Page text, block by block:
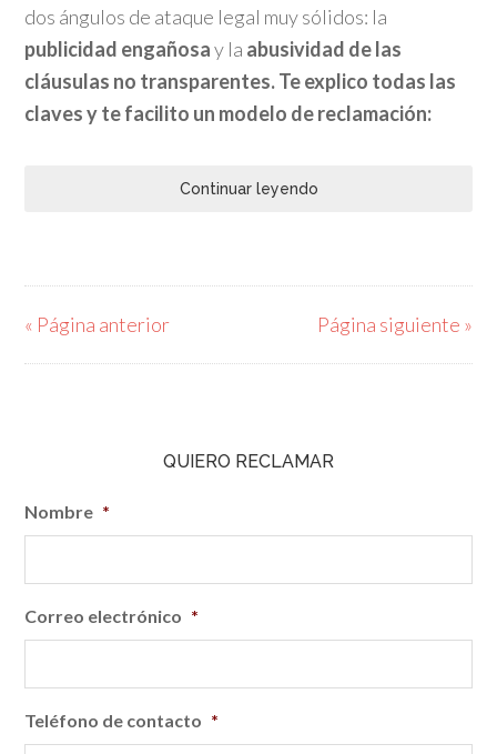
dos ángulos de ataque legal muy sólidos: la
publicidad engañosay la abusividad de las
cláusulas no transparentes. Te explico todas las
claves y te facilito un modelo de reclamación:
Continuar leyendo
« Página anterior Página siguiente »
QUIERO RECLAMAR
Nombre *
Correo electrónico *
Teléfono de contacto *